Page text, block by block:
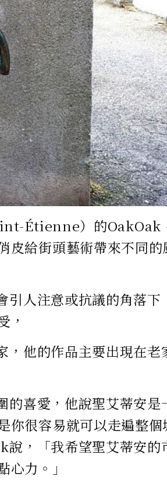
Étienne）的OakOak
皮給街頭藝術帶來不同的
引人注意或抗議的角落下
，
，他的作品主要出現在老
的喜愛，他說聖艾蒂安是
你很容易就可以走遍整個
說，「我希望聖艾蒂安的
力。」